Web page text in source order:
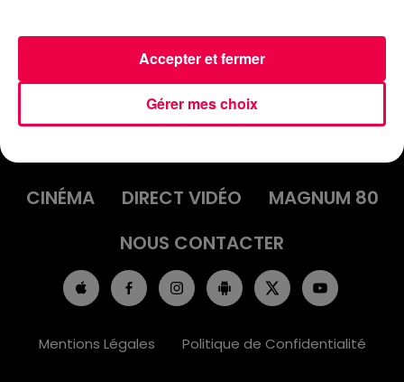
INFOS
EMISSIONS
CINÉMA
DIRECT VIDÉO
MAGNUM 80
NOUS CONTACTER
Mentions Légales Politique de Confidentialité
Gérer mes choix
Accepter et fermer